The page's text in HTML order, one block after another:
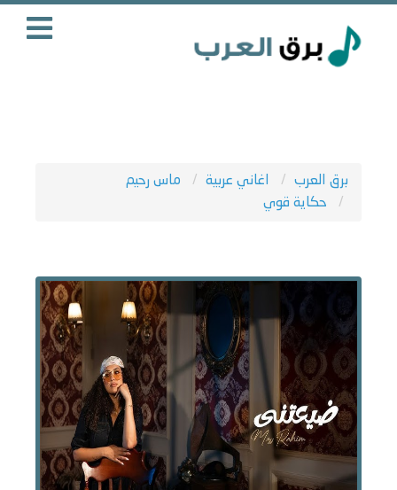
برق العرب اغاني عربية
ماس رحيم
حكاية قوي